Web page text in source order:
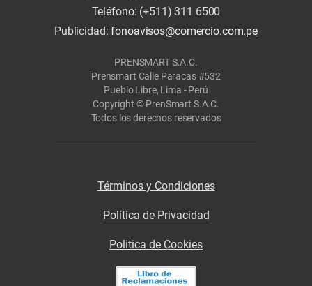
Teléfono: (+511) 311 6500
Publicidad:fonoavisos@comercio.com.pe
PRENSMART S.A.C.
Prensmart Calle Paracas #532
Pueblo Libre, Lima - Perú
Copyright © PrenSmart S.A.C.
Todos los derechos reservados
Términos y Condiciones
Política de Privacidad
Politica de Cookies